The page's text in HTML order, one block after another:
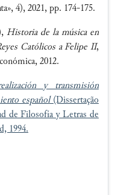
4), 2021, pp. 174-175.
Historia de la música en
Católicos a Felipe II,
2012.
y transmisión
español(Dissertação
de Filosofía y Letras de
1994.